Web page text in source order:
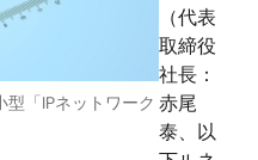
「IPネットワーク
（代表
取締役
社長：
赤尾
泰、以